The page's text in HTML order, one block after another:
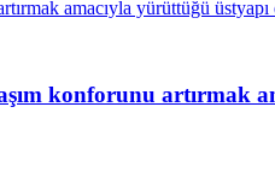
konforunu artırmak